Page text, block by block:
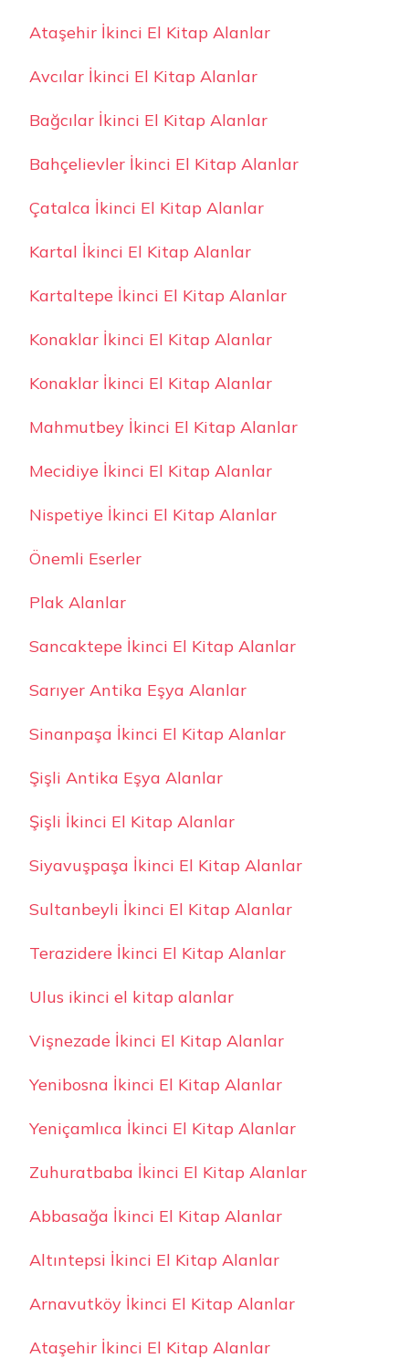
Ataşehir İkinci El Kitap Alanlar
Avcılar İkinci El Kitap Alanlar
Bağcılar İkinci El Kitap Alanlar
Bahçelievler İkinci El Kitap Alanlar
Çatalca İkinci El Kitap Alanlar
Kartal İkinci El Kitap Alanlar
Kartaltepe İkinci El Kitap Alanlar
Konaklar İkinci El Kitap Alanlar
Konaklar İkinci El Kitap Alanlar
Mahmutbey İkinci El Kitap Alanlar
Mecidiye İkinci El Kitap Alanlar
Nispetiye İkinci El Kitap Alanlar
Önemli Eserler
Plak Alanlar
Sancaktepe İkinci El Kitap Alanlar
Sarıyer Antika Eşya Alanlar
Sinanpaşa İkinci El Kitap Alanlar
Şişli Antika Eşya Alanlar
Şişli İkinci El Kitap Alanlar
Siyavuşpaşa İkinci El Kitap Alanlar
Sultanbeyli İkinci El Kitap Alanlar
Terazidere İkinci El Kitap Alanlar
Ulus ikinci el kitap alanlar
Vişnezade İkinci El Kitap Alanlar
Yenibosna İkinci El Kitap Alanlar
Yeniçamlıca İkinci El Kitap Alanlar
Zuhuratbaba İkinci El Kitap Alanlar
Abbasağa İkinci El Kitap Alanlar
Altıntepsi İkinci El Kitap Alanlar
Arnavutköy İkinci El Kitap Alanlar
Ataşehir İkinci El Kitap Alanlar